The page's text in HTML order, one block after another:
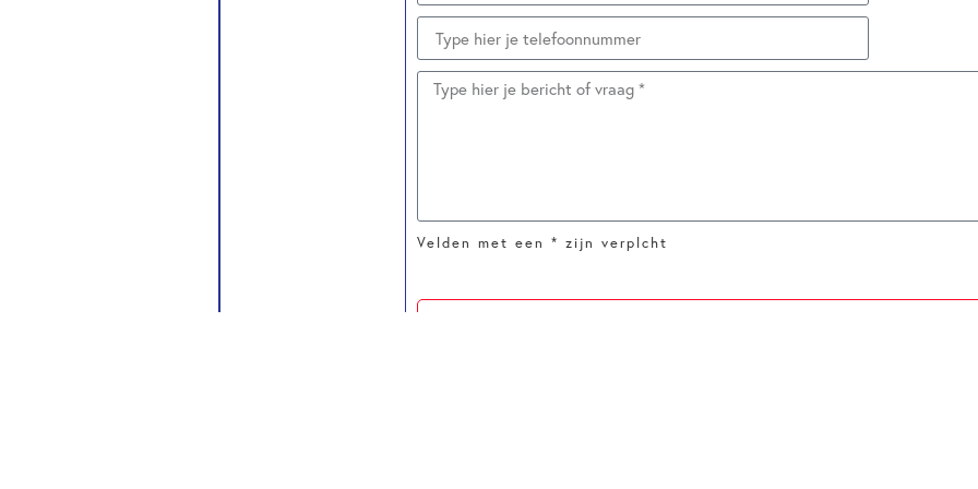
Velden met een * zijn verplcht